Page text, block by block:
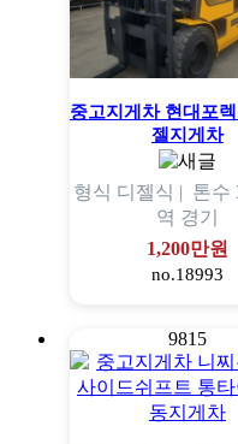
중고지게차 현대포렉
젤지게차
형식 디젤식 | 톤수
역 경기
1,200만원
no.18993
9815